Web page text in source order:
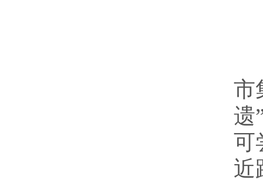
市
遗
可
近